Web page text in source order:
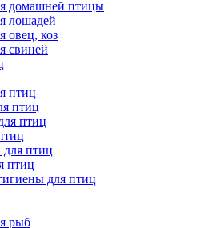
домашней птицы
лошадей
овец, коз
свиней
птиц
птиц
птиц
для птиц
птиц
для птиц
рыб